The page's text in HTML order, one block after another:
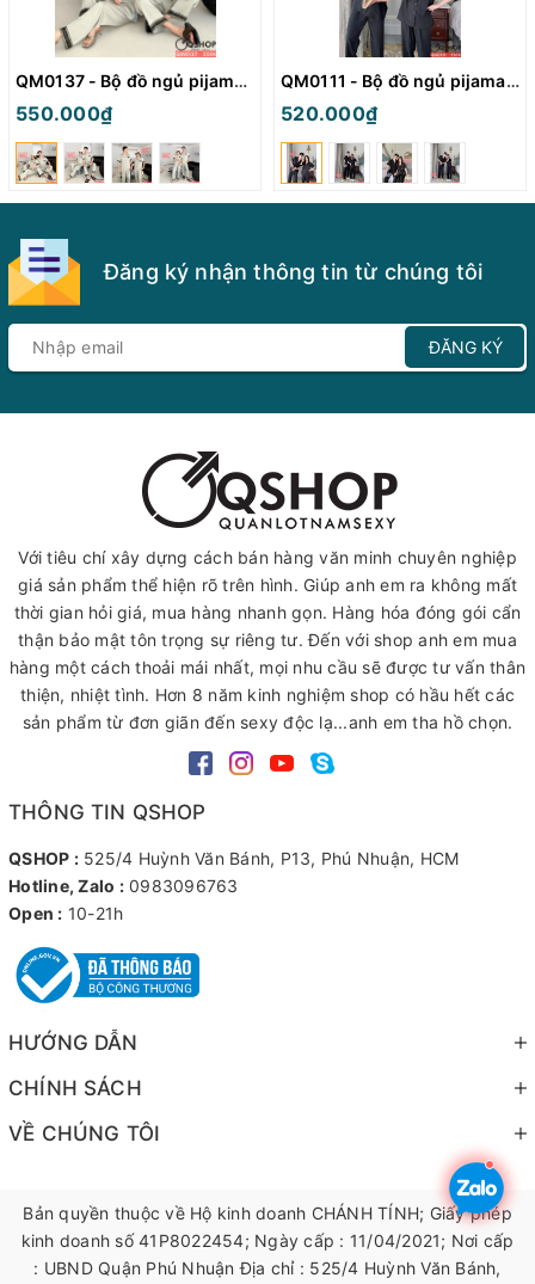
QM0137 - Bộ đồ ngủ pijama cặp đôi lụa mềm mịn quần dài tay ngắn
550.000₫
QM0111 - Bộ đồ ngủ pijama cặp đôi lụa mềm mịn tay ngắn quần dài
520.000₫
Đăng ký nhận thông tin từ chúng tôi
ĐĂNG KÝ
Với tiêu chí xây dựng cách bán hàng văn minh chuyên nghiệp
giá sản phẩm thể hiện rõ trên hình. Giúp anh em ra không mất
thời gian hỏi giá, mua hàng nhanh gọn. Hàng hóa đóng gói cẩn
thận bảo mật tôn trọng sự riêng tư. Đến với shop anh em mua
hàng một cách thoải mái nhất, mọi nhu cầu sẽ được tư vấn thân
thiện, nhiệt tình. Hơn 8 năm kinh nghiệm shop có hầu hết các
sản phẩm từ đơn giãn đến sexy độc lạ...anh em tha hồ chọn.
THÔNG TIN QSHOP
QSHOP : 525/4 Huỳnh Văn Bánh, P13, Phú Nhuận, HCM
Hotline, Zalo : 0983096763
Open : 10-21h
HƯỚNG DẪN
CHÍNH SÁCH
VỀ CHÚNG TÔI
Bản quyền thuộc về Hộ kinh doanh CHÁNH TÍNH; Giấy phép
kinh doanh số 41P8022454; Ngày cấp : 11/04/2021; Nơi cấp
: UBND Quận Phú Nhuận Địa chỉ : 525/4 Huỳnh Văn Bánh,